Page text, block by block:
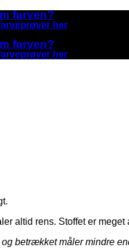
farven?
her
farven?
her
altid rens. Stoffet er
betrækket måler mindre